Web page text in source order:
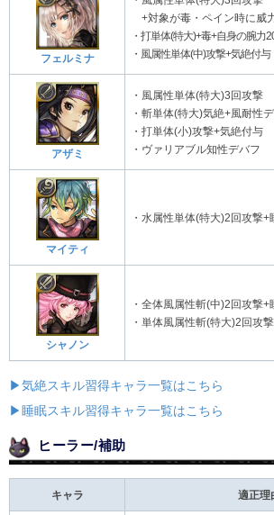
フェルミナ
+対象が毒・ペイン時に威
・打単体(特大)+毒+自身の腕力
・風属性単体(中)攻撃+気絶付与
アザミ
・風属性単体(特大)3回攻撃
・斬単体(特大)気絶+風耐性
・打単体(小)攻撃+気絶付与
・ヴァリアブル知性デバフ
マイティ
・水属性単体(特大)2回攻撃+
シャノン
・全体風属性斬(中)2回攻撃+
・単体風属性斬(特大)2回攻
▶気絶スキル習得キャラ一覧はこちら
▶睡眠スキル習得キャラ一覧はこちら
ヒーラー/補助
キャラ 適正理